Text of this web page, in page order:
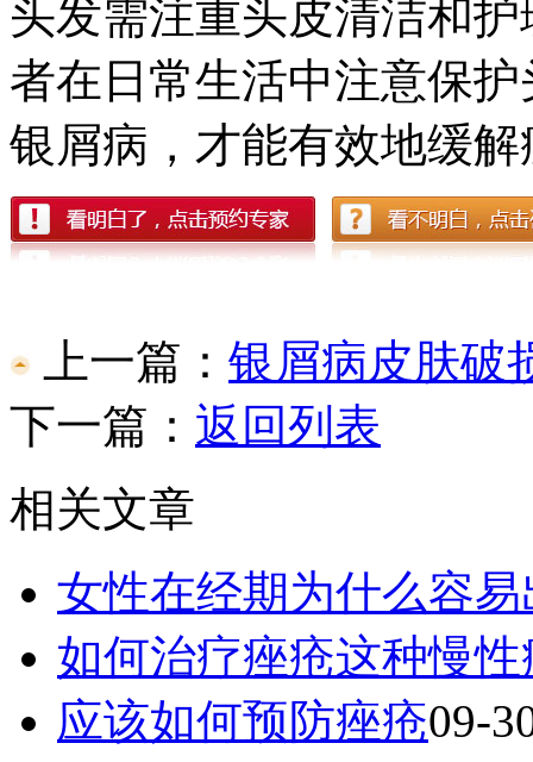
头发需注重头皮清洁和
者在日常生活中注意保
银屑病，才能有效地缓
上一篇： 银屑病皮肤破
下一篇： 返回列表
相关文章
女性在经期为什么容
如何治疗痤疮这种慢
应该如何预防痤疮09-